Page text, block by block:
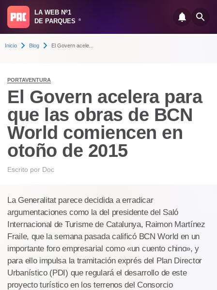
LA WEB Nº1
DE PARQUES
®
Inicio Blog El Govern acele...
PORTAVENTURA
El Govern acelera para
que las obras de BCN
World comiencen en
otoño de 2015
Escrito por Doc
La Generalitat parece decidida a erradicar
argumentaciones como la del presidente del Saló
Internacional de Turisme de Catalunya, Raimon Martínez
Fraile, que la semana pasada calificó BCN World en un
importante foro empresarial como «un cuento chino», y
para ello impulsa la tramitación exprés del Plan Director
Urbanístico (PDI) que regulará el desarrollo de este
proyecto turístico en los terrenos del Consorcio